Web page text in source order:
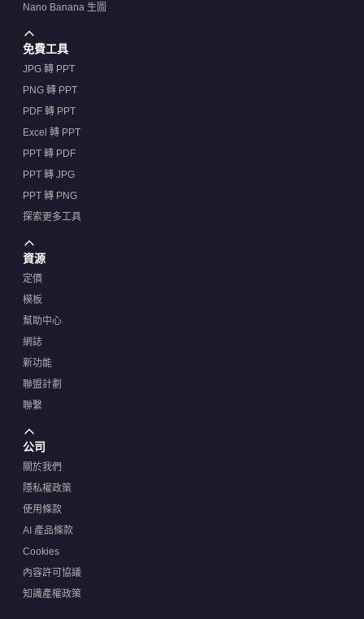
Nano Banana 生圖
免費工具
JPG 轉 PPT
PNG 轉 PPT
PDF 轉 PPT
Excel 轉 PPT
PPT 轉 PDF
PPT 轉 JPG
PPT 轉 PNG
探索更多工具
資源
定價
模板
幫助中心
網誌
新功能
聯盟計劃
聯繫
公司
關於我們
隱私權政策
使用條款
AI 產品條款
Cookies
內容許可協議
知識產權政策